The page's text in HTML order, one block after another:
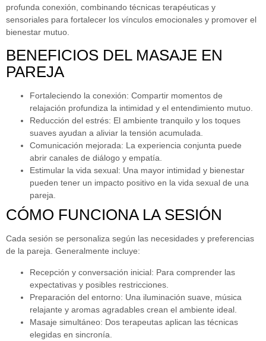
profunda conexión, combinando técnicas terapéuticas y
sensoriales para fortalecer los vínculos emocionales y promover el
bienestar mutuo.
BENEFICIOS DEL MASAJE EN
PAREJA
Fortaleciendo la conexión: Compartir momentos de
relajación profundiza la intimidad y el entendimiento mutuo.
Reducción del estrés: El ambiente tranquilo y los toques
suaves ayudan a aliviar la tensión acumulada.
Comunicación mejorada: La experiencia conjunta puede
abrir canales de diálogo y empatía.
Estimular la vida sexual: Una mayor intimidad y bienestar
pueden tener un impacto positivo en la vida sexual de una
pareja.
CÓMO FUNCIONA LA SESIÓN
Cada sesión se personaliza según las necesidades y preferencias
de la pareja. Generalmente incluye:
Recepción y conversación inicial: Para comprender las
expectativas y posibles restricciones.
Preparación del entorno: Una iluminación suave, música
relajante y aromas agradables crean el ambiente ideal.
Masaje simultáneo: Dos terapeutas aplican las técnicas
elegidas en sincronía.